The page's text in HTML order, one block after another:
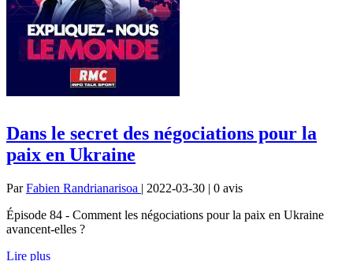
Dans le secret des négociations pour la
paix en Ukraine
ParFabien Randrianarisoa | 2022-03-30 | 0 avis
Épisode 84 - Comment les négociations pour la paix en Ukraine
avancent-elles ?
Lire plus